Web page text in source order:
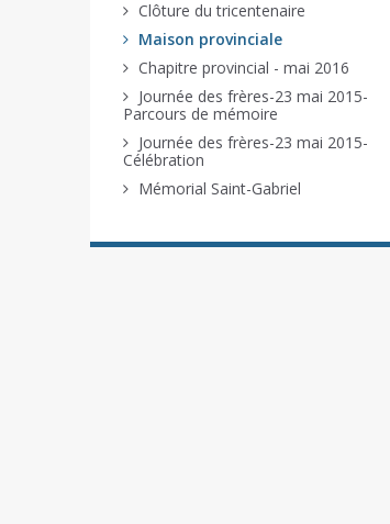
Clôture du tricentenaire
Maison provinciale
Chapitre provincial - mai 2016
Journée des frères-23 mai 2015-
Parcours de mémoire
Journée des frères-23 mai 2015-
Célébration
Mémorial Saint-Gabriel